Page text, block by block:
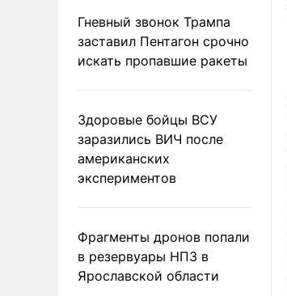
Гневный звонок Трампа
заставил Пентагон срочно
искать пропавшие ракеты
Здоровые бойцы ВСУ
заразились ВИЧ после
американских
экспериментов
Фрагменты дронов попали
в резервуары НПЗ в
Ярославской области